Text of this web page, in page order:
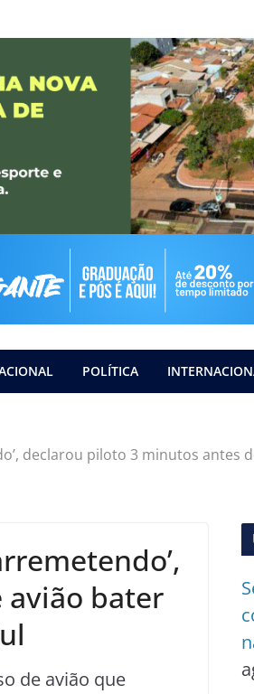
POLÍTICA
declarou piloto 3 minutos antes
bater
de avião que